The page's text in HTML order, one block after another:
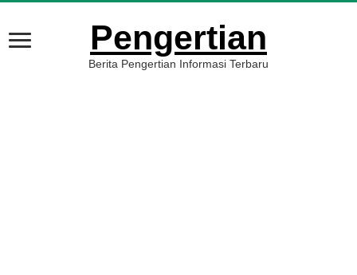
Pengertian
Berita Pengertian Informasi Terbaru